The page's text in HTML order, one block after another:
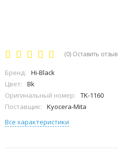
(0) Оставить отзыв
Бренд:
Hi-Black
Цвет:
Bk
Оригинальный номер:
TK-1160
Поставщик:
Kyocera-Mita
Все характеристики